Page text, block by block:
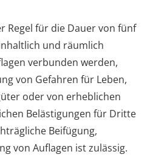
Regel für die Dauer von fünf
und räumlich
verbunden werden,
von Gefahren für Leben,
oder von erheblichen
Belästigungen für Dritte
Beifügung,
von Auflagen ist zulässig.